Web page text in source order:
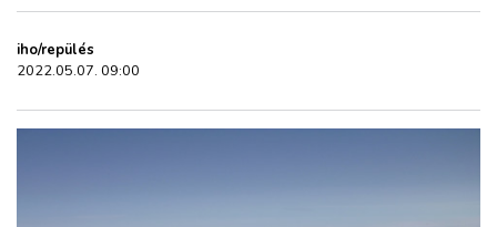
REPÜLÉS
KÖZLEKEDÉSFEJLESZTÉS
iho/repülés
2022.05.07. 09:00